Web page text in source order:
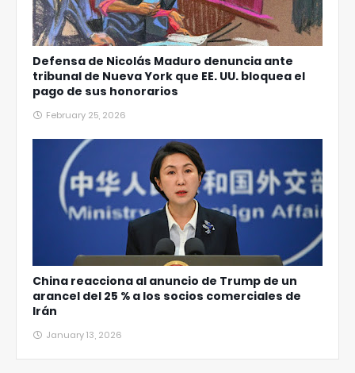
Defensa de Nicolás Maduro denuncia ante
tribunal de Nueva York que EE. UU. bloquea el
pago de sus honorarios
February 25, 2026
China reacciona al anuncio de Trump de un
arancel del 25 % a los socios comerciales de
Irán
January 13, 2026